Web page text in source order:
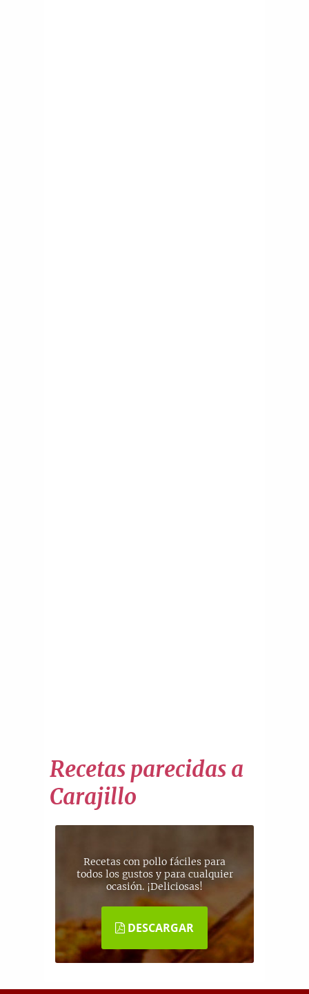
Recetas parecidas a
Carajillo
Recetas con pollo fáciles para
todos los gustos y para cualquier
ocasión. ¡Deliciosas!
DESCARGAR